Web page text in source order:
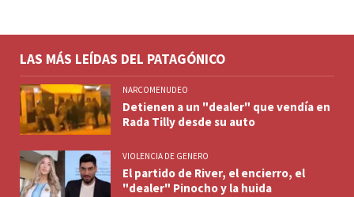
LAS MÁS LEÍDAS DEL PATAGÓNICO
NARCOMENUDEO
Detienen a un "dealer" que vendía en
Rada Tilly desde su auto
VIOLENCIA DE GENERO
El partido de River, el encierro, el
"dealer" Pinocho y la huida